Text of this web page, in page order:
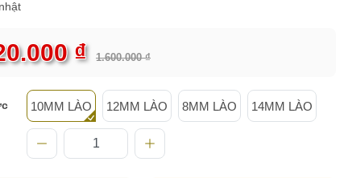
₫ 1.600.000 ₫
10MM LÀO 12MM LÀO 8MM LÀO 14MM LÀO